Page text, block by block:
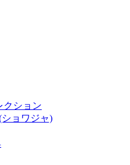
クション
ショワジャ)